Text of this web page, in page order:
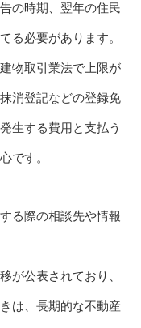
の時期、翌年の住民
る必要があります。
物取引業法で上限が
消登記などの登録免
生する費用と支払う
です。
る際の相談先や情報
が公表されており、
は、長期的な不動産